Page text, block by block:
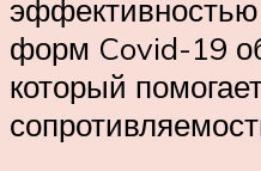
форм Covid-19
который